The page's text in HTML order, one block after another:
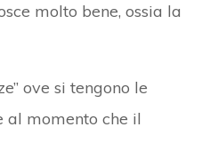
molto bene, ossia la
ove si tengono le
al momento che il